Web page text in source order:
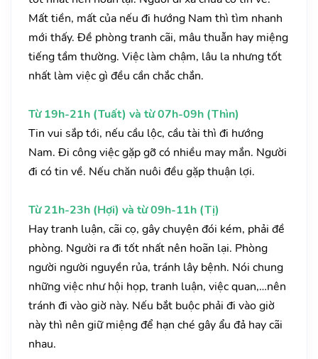
Mất tiền, mất của nếu đi hướng Nam thì tìm nhanh
mới thấy. Đề phòng tranh cãi, mâu thuẫn hay miệng
tiếng tầm thường. Việc làm chậm, lâu la nhưng tốt
nhất làm việc gì đều cần chắc chắn.
Từ 19h-21h (Tuất) và từ 07h-09h (Thìn)
Tin vui sắp tới, nếu cầu lộc, cầu tài thì đi hướng
Nam. Đi công việc gặp gỡ có nhiều may mắn. Người
đi có tin về. Nếu chăn nuôi đều gặp thuận lợi.
Từ 21h-23h (Hợi) và từ 09h-11h (Tị)
Hay tranh luận, cãi cọ, gây chuyện đói kém, phải đề
phòng. Người ra đi tốt nhất nên hoãn lại. Phòng
người người nguyền rủa, tránh lây bệnh. Nói chung
những việc như hội họp, tranh luận, việc quan,…nên
tránh đi vào giờ này. Nếu bắt buộc phải đi vào giờ
này thì nên giữ miệng để hạn ché gây ẩu đả hay cãi
nhau.